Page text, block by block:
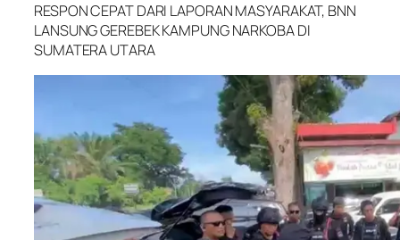
RESPON CEPAT DARI LAPORAN MASYARAKAT, BNN
LANSUNG GEREBEK KAMPUNG NARKOBA DI
SUMATERA UTARA